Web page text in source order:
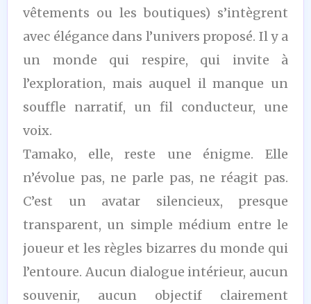
vêtements ou les boutiques) s’intègrent
avec élégance dans l’univers proposé. Il y a
un monde qui respire, qui invite à
l’exploration, mais auquel il manque un
souffle narratif, un fil conducteur, une
voix.
Tamako, elle, reste une énigme. Elle
n’évolue pas, ne parle pas, ne réagit pas.
C’est un avatar silencieux, presque
transparent, un simple médium entre le
joueur et les règles bizarres du monde qui
l’entoure. Aucun dialogue intérieur, aucun
souvenir, aucun objectif clairement